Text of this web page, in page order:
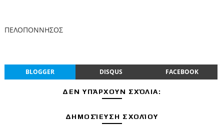
ΠΕΛΟΠΟΝΝΗΣΟΣ
BLOGGER DISQUS FACEBOOK
ΔΕΝ ΥΠΆΡΧΟΥΝ ΣΧΌΛΙΑ:
ΔΗΜΟΣΊΕΥΣΗ ΣΧΟΛΊΟΥ